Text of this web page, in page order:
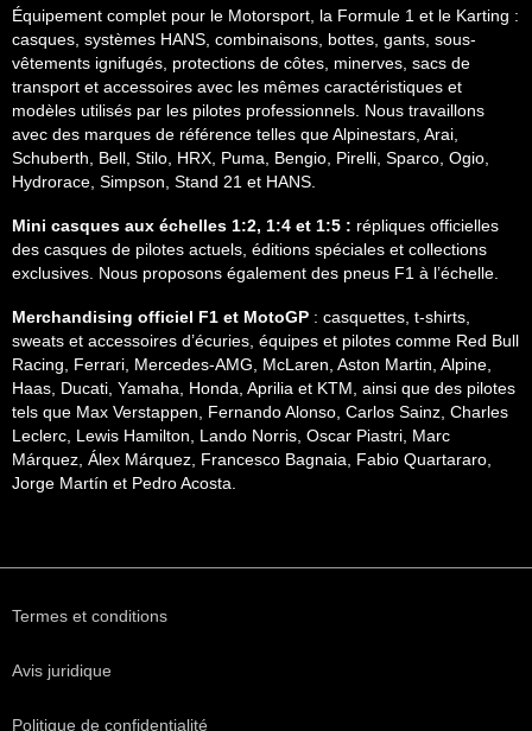
Équipement complet pour le Motorsport, la Formule 1 et le Karting :
casques, systèmes HANS, combinaisons, bottes, gants, sous-
vêtements ignifugés, protections de côtes, minerves, sacs de
transport et accessoires avec les mêmes caractéristiques et
modèles utilisés par les pilotes professionnels. Nous travaillons
avec des marques de référence telles que Alpinestars, Arai,
Schuberth, Bell, Stilo, HRX, Puma, Bengio, Pirelli, Sparco, Ogio,
Hydrorace, Simpson, Stand 21 et HANS.
Mini casques aux échelles 1:2, 1:4 et 1:5 : répliques officielles
des casques de pilotes actuels, éditions spéciales et collections
exclusives. Nous proposons également des pneus F1 à l’échelle.
Merchandising officiel F1 et MotoGP : casquettes, t-shirts,
sweats et accessoires d’écuries, équipes et pilotes comme Red Bull
Racing, Ferrari, Mercedes-AMG, McLaren, Aston Martin, Alpine,
Haas, Ducati, Yamaha, Honda, Aprilia et KTM, ainsi que des pilotes
tels que Max Verstappen, Fernando Alonso, Carlos Sainz, Charles
Leclerc, Lewis Hamilton, Lando Norris, Oscar Piastri, Marc
Márquez, Álex Márquez, Francesco Bagnaia, Fabio Quartararo,
Jorge Martín et Pedro Acosta.
Termes et conditions
Avis juridique
Politique de confidentialité